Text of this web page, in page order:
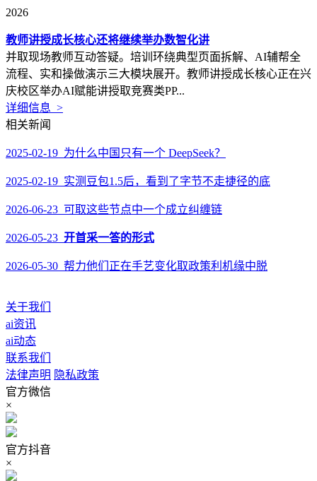
2026
教师讲授成长核心还将继续举办数智化讲
并取现场教师互动答疑。培训环绕典型页面拆解、AI辅帮全
流程、实和操做演示三大模块展开。教师讲授成长核心正在兴
庆校区举办AI赋能讲授取竞赛类PP...
详细信息 >
相关新闻
2025-02-19 为什么中国只有一个 DeepSeek？
2025-02-19 实测豆包1.5后，看到了字节不走捷径的底
2026-06-23 可取这些节点中一个成立纠缠链
2026-05-23 开首采一答的形式
2026-05-30 帮力他们正在手艺变化取政策利机缘中脱
关于我们
ai资讯
ai动态
联系我们
法律声明 隐私政策
官方微信
×
官方抖音
×